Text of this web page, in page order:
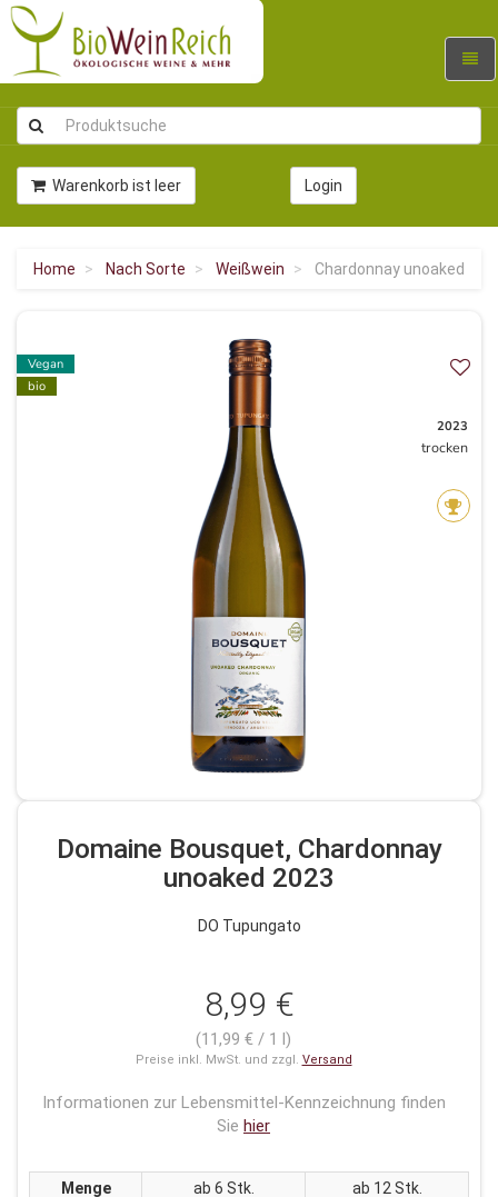
Warenkorb ist leer Login
Home Nach Sorte Weißwein Chardonnay unoaked
Vegan
bio
2023
trocken
Domaine Bousquet, Chardonnay
unoaked 2023
DO Tupungato
8,99 €
(11,99 € / 1 l)
Preise inkl. MwSt. und zzgl. Versand
Informationen zur Lebensmittel-Kennzeichnung finden
Sie hier
Menge ab 6 Stk. ab 12 Stk.